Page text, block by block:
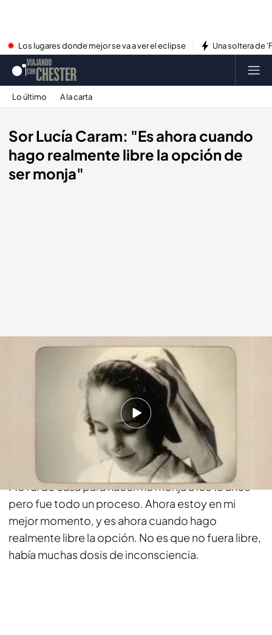
Los lugares donde mejor se va a ver el eclipse Una soltera de
Lo último A la carta
Sor Lucía Caram: "Es ahora cuando
hago realmente libre la opción de
ser monja"
Tú, ¿desde cuando eres monja?
Me fui de casa para hacerme monja a los 18 años
pero fue todo un proceso. Ahora estoy en mi
mejor momento, y es ahora cuando hago
realmente libre la opción. No es que no fuera libre,
había muchas dosis de inconsciencia.